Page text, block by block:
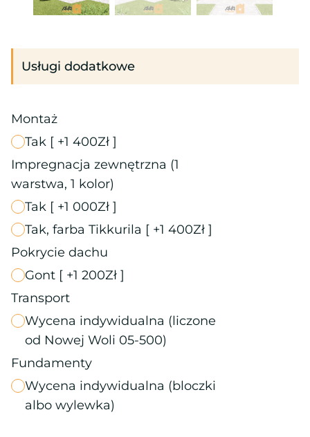
Usługi dodatkowe
Montaż
Tak [ +1 400Zł ]
Impregnacja zewnętrzna (1
warstwa, 1 kolor)
Tak [ +1 000Zł ]
Tak, farba Tikkurila [ +1 400Zł ]
Pokrycie dachu
Gont [ +1 200Zł ]
Transport
Wycena indywidualna (liczone
od Nowej Woli 05-500)
Fundamenty
Wycena indywidualna (bloczki
albo wylewka)